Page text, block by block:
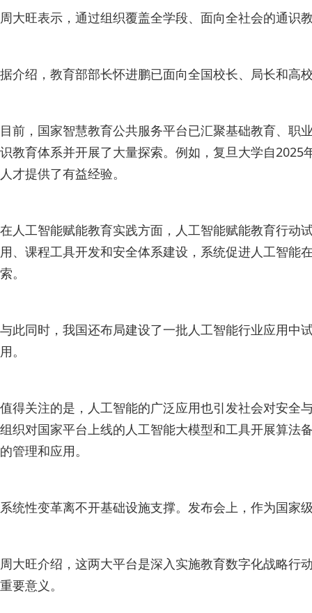
周大旺表示，通过组织覆盖全学段、面向全社会的通识
据介绍，教育部部长怀进鹏已面向全国校长、局长和高
目前，国家智慧教育公共服务平台已汇聚基础教育、职
识教育体系并开展了大量探索。例如，复旦大学自
人才提供了有益经验。
在人工智能赋能教育实践方面，人工智能赋能教育行动
用、课程工具开发和安全体系建设，系统促进人工智能
索。
与此同时，我国还布局建设了一批人工智能行业应用中
用。
值得关注的是，人工智能的广泛应用也引发社会对安全
组织对国家平台上线的人工智能大模型和工具开展算法
的管理和应用。
系统性变革离不开基础设施支撑。发布会上，作为国家
周大旺介绍，这两大平台是深入实施教育数字化战略行
重要意义。